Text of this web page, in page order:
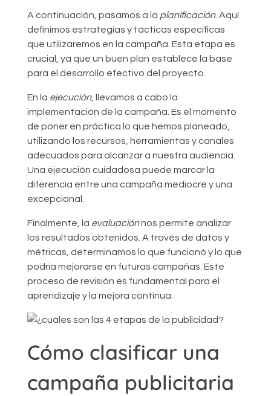
A continuación, pasamos a la planificación. Aquí
definimos estrategias y tácticas específicas
que utilizaremos en la campaña. Esta etapa es
crucial, ya que un buen plan establece la base
para el desarrollo efectivo del proyecto.
En la ejecución, llevamos a cabo la
implementación de la campaña. Es el momento
de poner en práctica lo que hemos planeado,
utilizando los recursos, herramientas y canales
adecuados para alcanzar a nuestra audiencia.
Una ejecución cuidadosa puede marcar la
diferencia entre una campaña mediocre y una
excepcional.
Finalmente, la evaluaciónnos permite analizar
los resultados obtenidos. A través de datos y
métricas, determinamos lo que funcionó y lo que
podría mejorarse en futuras campañas. Este
proceso de revisión es fundamental para el
aprendizaje y la mejora continua.
Cómo clasificar una
campaña publicitaria